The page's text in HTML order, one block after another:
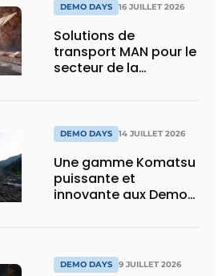
DEMO DAYS 16 JUILLET 2026
Solutions de
transport MAN pour le
secteur de la
DEMO DAYS 14 JUILLET 2026
Une gamme Komatsu
puissante et
innovante aux Demo
DEMO DAYS 9 JUILLET 2026